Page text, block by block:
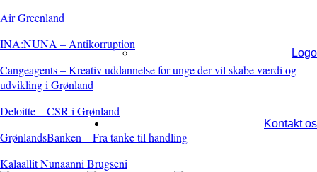
Logo
Kontakt os
Air Greenland
INA:NUNA – Antikorruption
Cangeagents – Kreativ uddannelse for unge der vil skabe værdi og
udvikling i Grønland
Deloitte – CSR i Grønland
GrønlandsBanken – Fra tanke til handling
Kalaallit Nunaanni Brugseni